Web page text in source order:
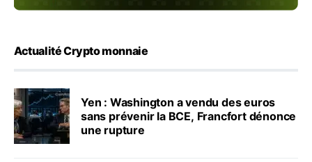
Actualité Crypto monnaie
Yen : Washington a vendu des euros
sans prévenir la BCE, Francfort dénonce
une rupture